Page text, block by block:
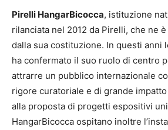
Pirelli HangarBicocca, istituzione
rilanciata nel 2012 da Pirelli, che ne
dalla sua costituzione. In questi anni
ha confermato il suo ruolo di centro
attrarre un pubblico internazionale
rigore curatoriale e di grande
alla proposta di progetti espositivi
HangarBicocca ospitano inoltre